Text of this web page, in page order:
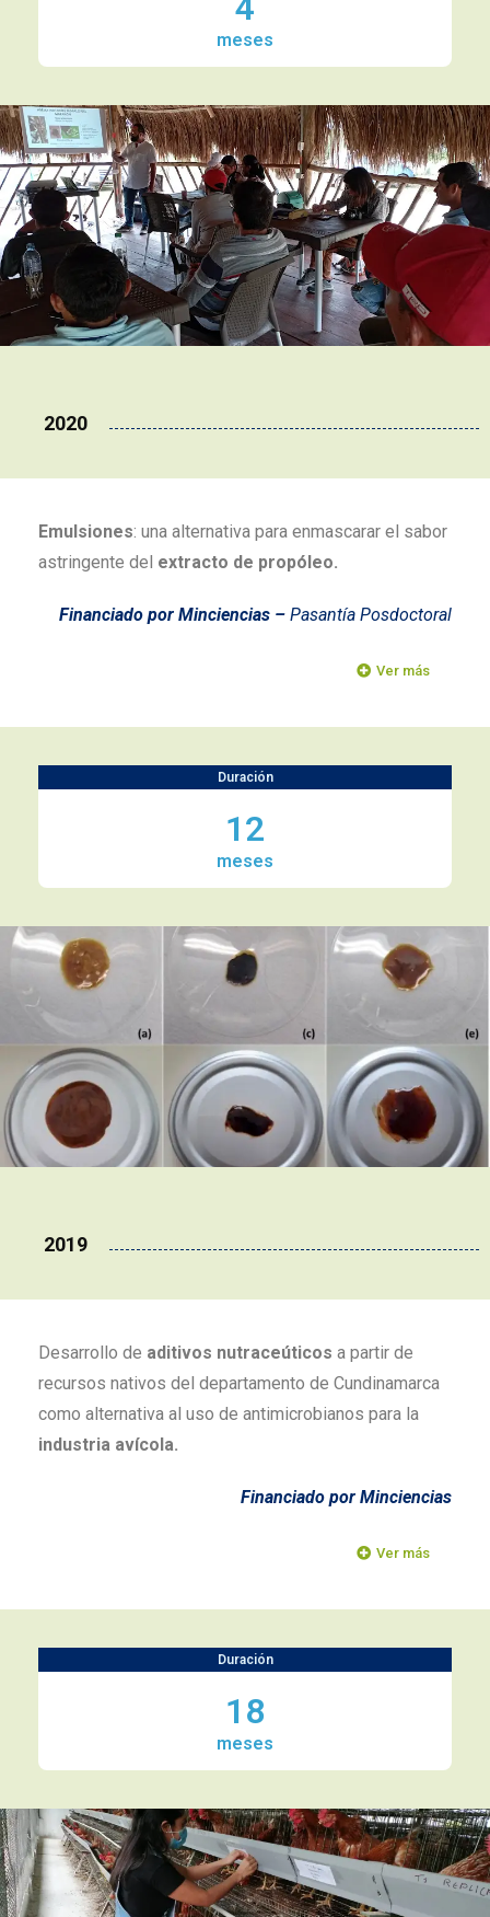
meses
2020
Emulsiones: una alternativa para enmascarar el sabor
astringente del extracto de propóleo.
Financiado por Minciencias – Pasantía Posdoctoral
Ver más
Duración
12
meses
2019
Desarrollo de aditivos nutraceúticos a partir de
recursos nativos del departamento de Cundinamarca
como alternativa al uso de antimicrobianos para la
industria avícola.
Financiado por Minciencias
Ver más
Duración
18
meses